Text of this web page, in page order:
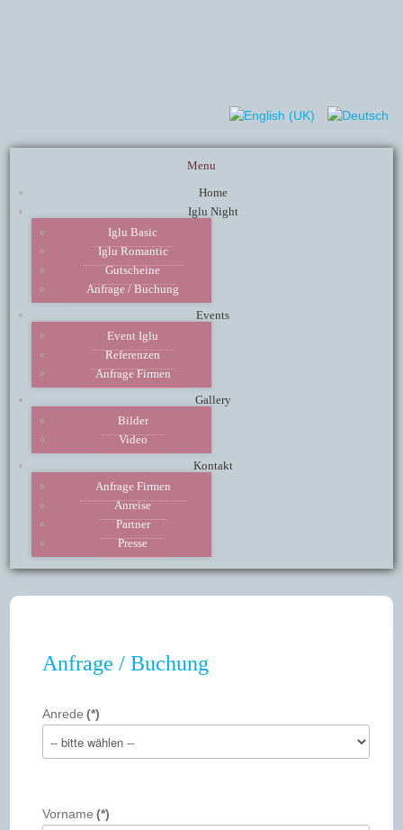
Menu
Home
Iglu Night
Iglu Basic
Iglu Romantic
Gutscheine
Anfrage / Buchung
Events
Event Iglu
Referenzen
Anfrage Firmen
Gallery
Bilder
Video
Kontakt
Anfrage Firmen
Anreise
Partner
Presse
Anfrage / Buchung
Anrede (*)
Vorname (*)